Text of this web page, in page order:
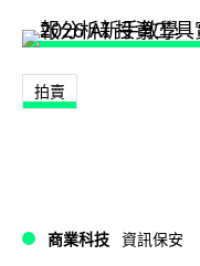
拍賣
商業科技 資訊保安